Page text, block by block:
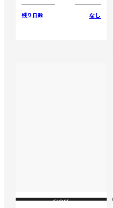
残り日数 なし
CLOSE